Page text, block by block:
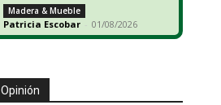
Madera & Mueble
Patricia Escobar - 01/08/2026
Opinión